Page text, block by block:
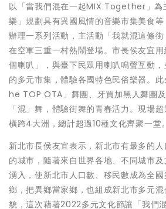
以「當我們混在一起MIX Together」為
樂」規劃具有異國風情的音樂市集美食
辦理一系列活動，主活動「我就混這條
在空軍三重一村熱鬧登場。市長侯友宜
個喇叭」，與臺下民眾用喇叭鳴聲互動
的多元市集，體驗各國特色民俗樂器。
he TOP OTA」舞團、牙買加黑人舞團
「混」舞，體驗街舞的青春活力。現場
橫跨4大洲，總計超過10種文化齊聚一堂。
新北市長侯友宜表示，新北市有最多的
的城市，隨著來自世界各地、不同城市
湧入，使新北市人口數、移民數成為全
鄉，把異鄉當家鄉，也組成新北市多元
貌，這次藉著2022多元文化節讓「我們